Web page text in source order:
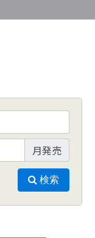
月発売
検索